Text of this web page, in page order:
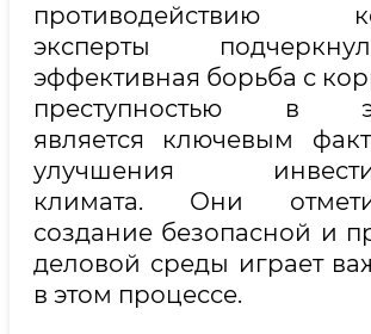
противодействию
эксперты
эффективная борьба с
преступностью в
является ключевым
улучшения
климата. Они
создание безопасной и
деловой среды играет
в этом процессе.